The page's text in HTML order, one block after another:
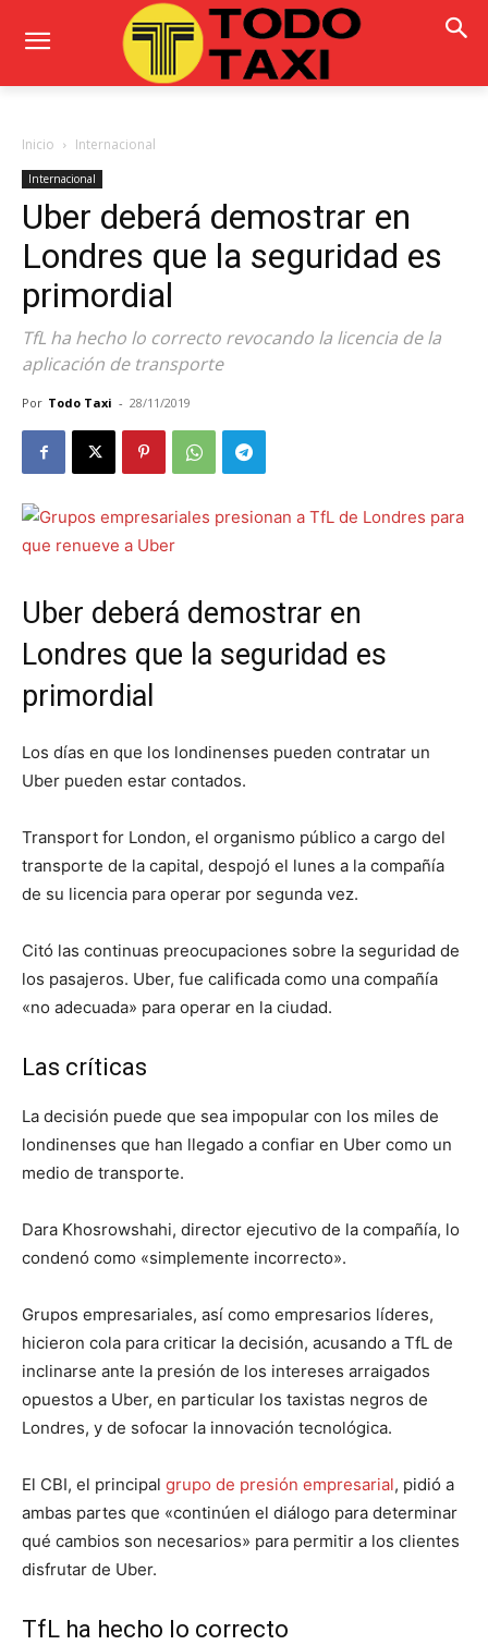
Inicio Internacional
Internacional
Uber deberá demostrar en
Londres que la seguridad es
primordial
TfL ha hecho lo correcto revocando la licencia de la
aplicación de transporte
Por Todo Taxi - 28/11/2019
Uber deberá demostrar en
Londres que la seguridad es
primordial
Los días en que los londinenses pueden contratar un
Uber pueden estar contados.
Transport for London, el organismo público a cargo del
transporte de la capital, despojó el lunes a la compañía
de su licencia para operar por segunda vez.
Citó las continuas preocupaciones sobre la seguridad de
los pasajeros. Uber, fue calificada como una compañía
«no adecuada» para operar en la ciudad.
Las críticas
La decisión puede que sea impopular con los miles de
londinenses que han llegado a confiar en Uber como un
medio de transporte.
Dara Khosrowshahi, director ejecutivo de la compañía, lo
condenó como «simplemente incorrecto».
Grupos empresariales, así como empresarios líderes,
hicieron cola para criticar la decisión, acusando a TfL de
inclinarse ante la presión de los intereses arraigados
opuestos a Uber, en particular los taxistas negros de
Londres, y de sofocar la innovación tecnológica.
El CBI, el principal grupo de presión empresarial, pidió a
ambas partes que «continúen el diálogo para determinar
qué cambios son necesarios» para permitir a los clientes
disfrutar de Uber.
TfL ha hecho lo correcto